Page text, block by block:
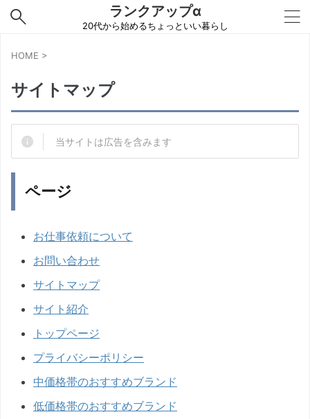
ランクアップα
20代から始めるちょっといい暮らし
HOME >
サイトマップ
当サイトは広告を含みます
ページ
お仕事依頼について
お問い合わせ
サイトマップ
サイト紹介
トップページ
プライバシーポリシー
中価格帯のおすすめブランド
低価格帯のおすすめブランド